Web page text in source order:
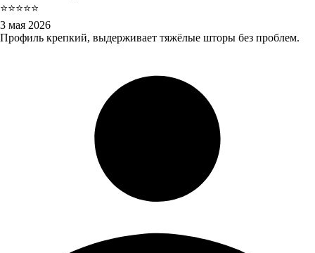
⭐⭐⭐⭐⭐
3 мая 2026
Профиль крепкий, выдерживает тяжёлые шторы без проблем.